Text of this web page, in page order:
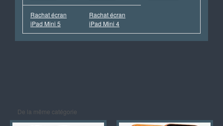
Rachat écran
iPad Mini 5
Rachat écran
iPad Mini 4
De la même catégorie